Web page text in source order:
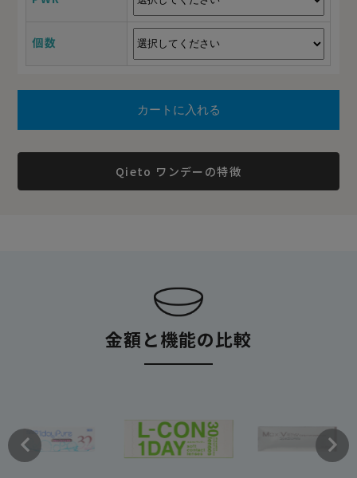
個数
個数 1
個数 2
個数 3
個数 4
個数 5
個数 6
Qieto ワンデーの特徴
金額と機能の比較